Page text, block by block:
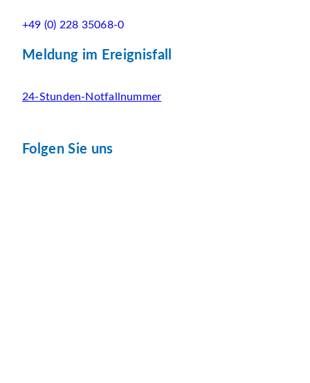
+49 (0) 228 35068-0
Meldung im Ereignisfall
24-Stunden-Notfallnummer
Folgen Sie uns